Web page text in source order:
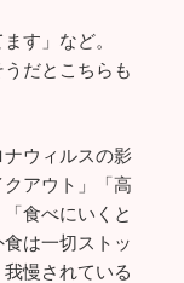
す」など。
だとこちらも
ウィルスの影
アウト」「高
食べにいくと
は一切ストッ
慢されている